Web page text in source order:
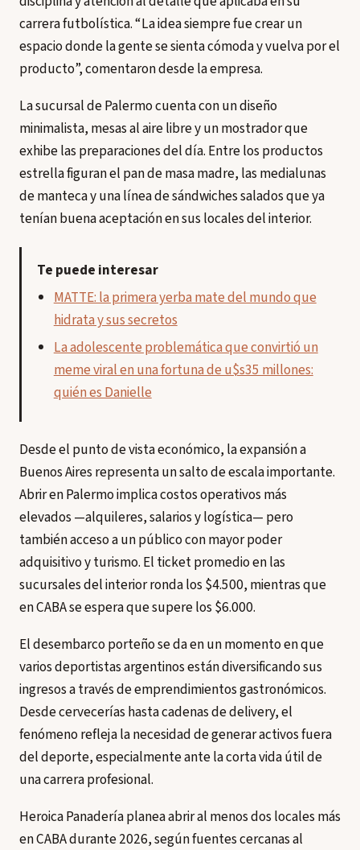
carrera futbolística. “La idea siempre fue crear un
espacio donde la gente se sienta cómoda y vuelva por el
producto”, comentaron desde la empresa.
La sucursal de Palermo cuenta con un diseño
minimalista, mesas al aire libre y un mostrador que
exhibe las preparaciones del día. Entre los productos
estrella figuran el pan de masa madre, las medialunas
de manteca y una línea de sándwiches salados que ya
tenían buena aceptación en sus locales del interior.
Te puede interesar
MATTE: la primera yerba mate del mundo que
hidrata y sus secretos
La adolescente problemática que convirtió un
meme viral en una fortuna de u$s35 millones:
quién es Danielle
Desde el punto de vista económico, la expansión a
Buenos Aires representa un salto de escala importante.
Abrir en Palermo implica costos operativos más
elevados —alquileres, salarios y logística— pero
también acceso a un público con mayor poder
adquisitivo y turismo. El ticket promedio en las
sucursales del interior ronda los $4.500, mientras que
en CABA se espera que supere los $6.000.
El desembarco porteño se da en un momento en que
varios deportistas argentinos están diversificando sus
ingresos a través de emprendimientos gastronómicos.
Desde cervecerías hasta cadenas de delivery, el
fenómeno refleja la necesidad de generar activos fuera
del deporte, especialmente ante la corta vida útil de
una carrera profesional.
Heroica Panadería planea abrir al menos dos locales más
en CABA durante 2026, según fuentes cercanas al